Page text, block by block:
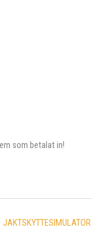
som betalat in!
JAKTSKYTTESIMULATOR